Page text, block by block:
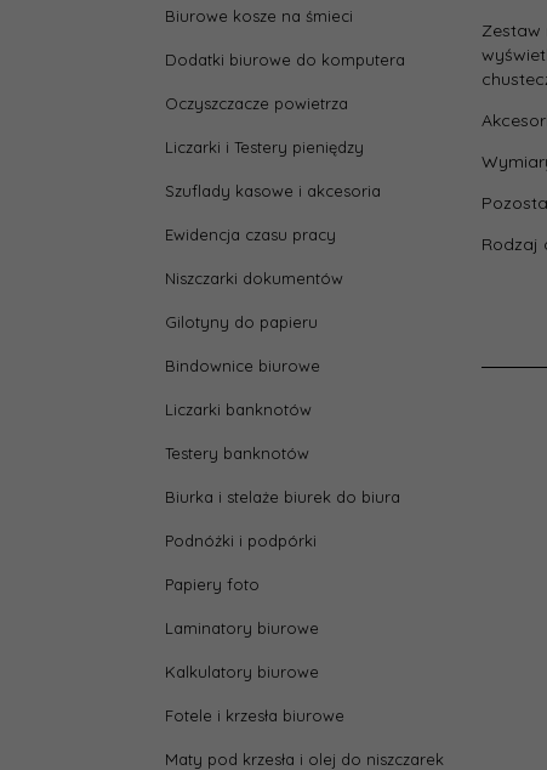
Biurowe kosze na śmieci
Dodatki biurowe do komputera
Oczyszczacze powietrza
Liczarki i Testery pieniędzy
Szuflady kasowe i akcesoria
Ewidencja czasu pracy
Niszczarki dokumentów
Gilotyny do papieru
Bindownice biurowe
Liczarki banknotów
Testery banknotów
Biurka i stelaże biurek do biura
Podnóżki i podpórki
Papiery foto
Laminatory biurowe
Kalkulatory biurowe
Fotele i krzesła biurowe
Maty pod krzesła i olej do niszczarek
Zestaw
Rodzaj